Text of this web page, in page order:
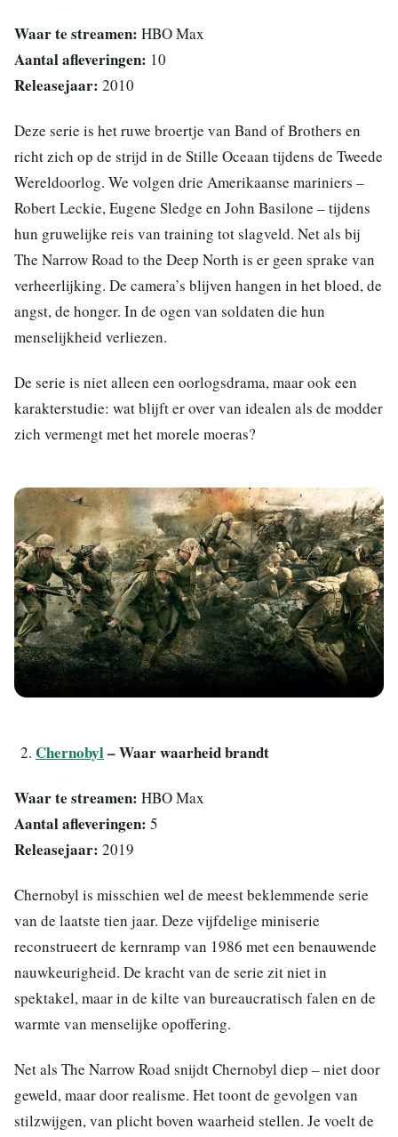
Waar te streamen: HBO Max
Aantal afleveringen: 10
Releasejaar: 2010
Deze serie is het ruwe broertje van Band of Brothers en
richt zich op de strijd in de Stille Oceaan tijdens de Tweede
Wereldoorlog. We volgen drie Amerikaanse mariniers –
Robert Leckie, Eugene Sledge en John Basilone – tijdens
hun gruwelijke reis van training tot slagveld. Net als bij
The Narrow Road to the Deep North is er geen sprake van
verheerlijking. De camera’s blijven hangen in het bloed, de
angst, de honger. In de ogen van soldaten die hun
menselijkheid verliezen.
De serie is niet alleen een oorlogsdrama, maar ook een
karakterstudie: wat blijft er over van idealen als de modder
zich vermengt met het morele moeras?
Chernobyl– Waar waarheid brandt
Waar te streamen: HBO Max
Aantal afleveringen: 5
Releasejaar: 2019
Chernobyl is misschien wel de meest beklemmende serie
van de laatste tien jaar. Deze vijfdelige miniserie
reconstrueert de kernramp van 1986 met een benauwende
nauwkeurigheid. De kracht van de serie zit niet in
spektakel, maar in de kilte van bureaucratisch falen en de
warmte van menselijke opoffering.
Net als The Narrow Road snijdt Chernobyl diep – niet door
geweld, maar door realisme. Het toont de gevolgen van
stilzwijgen, van plicht boven waarheid stellen. Je voelt de